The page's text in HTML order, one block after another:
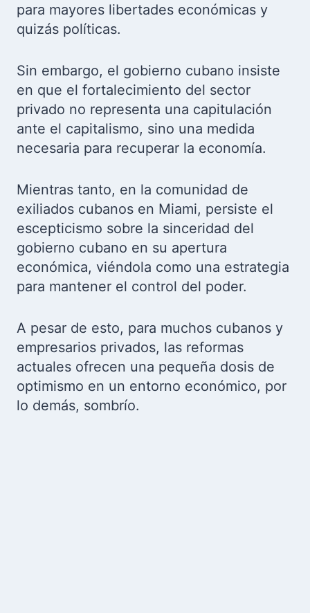
para mayores libertades económicas y
quizás políticas.
Sin embargo, el gobierno cubano insiste
en que el fortalecimiento del sector
privado no representa una capitulación
ante el capitalismo, sino una medida
necesaria para recuperar la economía.
Mientras tanto, en la comunidad de
exiliados cubanos en Miami, persiste el
escepticismo sobre la sinceridad del
gobierno cubano en su apertura
económica, viéndola como una estrategia
para mantener el control del poder.
A pesar de esto, para muchos cubanos y
empresarios privados, las reformas
actuales ofrecen una pequeña dosis de
optimismo en un entorno económico, por
lo demás, sombrío.